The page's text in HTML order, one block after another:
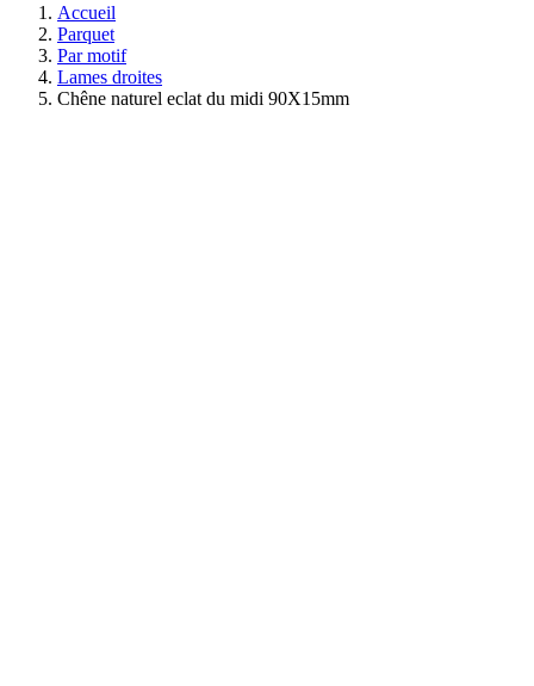
Accueil
Parquet
Par motif
Lames droites
Chêne naturel eclat du midi 90X15mm